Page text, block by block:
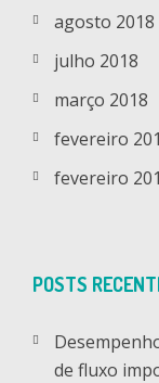
agosto 2018
julho 2018
março 2018
fevereiro
fevereiro
POSTS
de fluxo